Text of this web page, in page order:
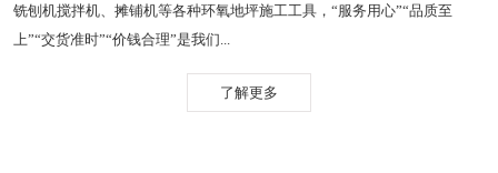
铣刨机搅拌机、摊铺机等各种环氧地坪施工工具，“服务用心”“品质至
上”“交货准时”“价钱合理”是我们...
了解更多